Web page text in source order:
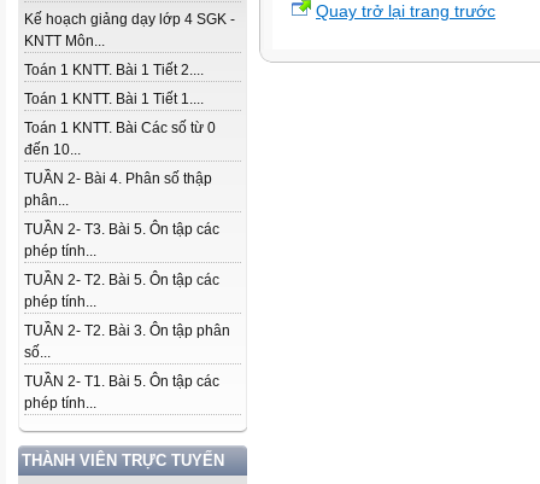
Kế hoạch giảng dạy lớp 4 SGK -
KNTT Môn...
Toán 1 KNTT. Bài 1 Tiết 2....
Toán 1 KNTT. Bài 1 Tiết 1....
Toán 1 KNTT. Bài Các số từ 0
đến 10...
TUẦN 2- Bài 4. Phân số thập
phân...
TUẦN 2- T3. Bài 5. Ôn tập các
phép tính...
TUẦN 2- T2. Bài 5. Ôn tập các
phép tính...
TUẦN 2- T2. Bài 3. Ôn tập phân
số...
TUẦN 2- T1. Bài 5. Ôn tập các
phép tính...
THÀNH VIÊN TRỰC TUYẾN
Quay trở lại trang trước